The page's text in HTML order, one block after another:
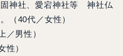
神社、愛宕神社等 神社仏
（40代／女性）
／男性）
性）